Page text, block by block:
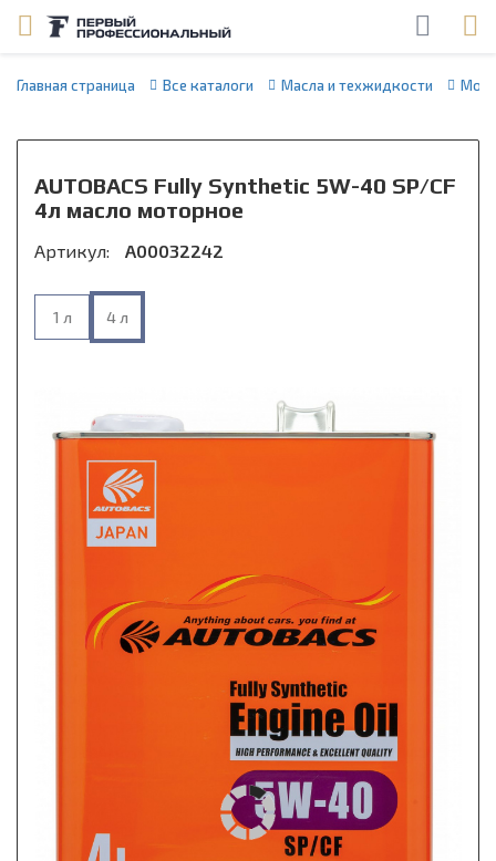
Главная страница Все каталоги Масла и техжидкости
AUTOBACS Fully Synthetic 5W-40 SP/CF
4л масло моторное
Артикул: A00032242
1 л 4 л